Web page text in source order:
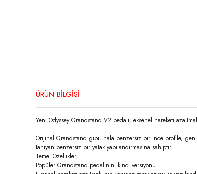
ÜRÜN BİLGİSİ
Yeni Odyssey Grandstand V2 pedalı, eksenel hareketi
Orijinal Grandstand gibi, hala benzersiz bir ince profile,
tanıyan benzersiz bir yatak yapılandırmasına sahiptir.
Temel Özellikler
Popüler Grandstand pedalının ikinci versiyonu